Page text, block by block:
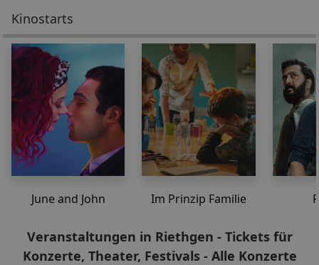
Kinostarts
June and John Im Prinzip Familie
Veranstaltungen in Riethgen - Tickets für
Konzerte, Theater, Festivals - Alle Konzerte